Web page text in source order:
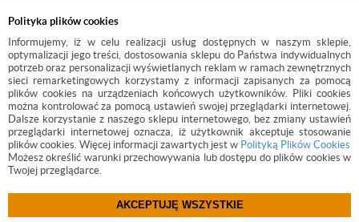
Polityka plików cookies
Informujemy, iż w celu realizacji usług dostępnych w naszym sklepie,
optymalizacji jego treści, dostosowania sklepu do Państwa indywidualnych
potrzeb oraz personalizacji wyświetlanych reklam w ramach zewnętrznych
sieci remarketingowych korzystamy z informacji zapisanych za pomocą
plików cookies na urządzeniach końcowych użytkowników. Pliki cookies
można kontrolować za pomocą ustawień swojej przeglądarki internetowej.
Dalsze korzystanie z naszego sklepu internetowego, bez zmiany ustawień
przeglądarki internetowej oznacza, iż użytkownik akceptuje stosowanie
plików cookies. Więcej informacji zawartych jest w Polityką Plików Cookies
Możesz określić warunki przechowywania lub dostępu do plików cookies w
Twojej przeglądarce.
AKCEPTUJĘ WSZYSTKIE
E-MAIL:HANDLOWY@BUDFIX.PL
GODZINY PRACY: 8:00-16:00 (PONIEDZIAŁEK-
PIĄTEK)
DANE FIRMY: BUDFIX JOANNA JÓŹWICKA, UL.
KOŚCIUSZKI 2, 05-140, SEROCK, NIP: 118-189-85-82